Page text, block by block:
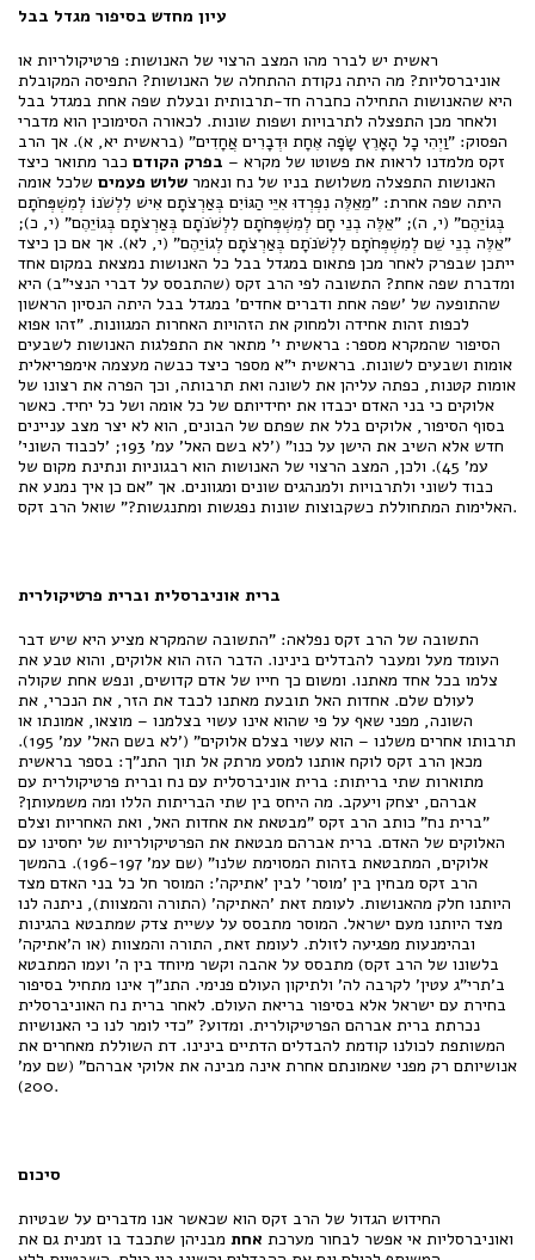
עיון מחדש בסיפור מגדל בבל
ראשית יש לברר מהו המצב הרצוי של האנושות: פרטיקולריות או
אוניברסליות? מה היתה נקודת ההתחלה של האנושות? התפיסה המקובלת
היא שהאנושות התחילה כחברה חד-תרבותית ובעלת שפה אחת במגדל בבל
ולאחר מכן התפצלה לתרבויות ושפות שונות. לכאורה הסימוכין הוא מדברי
הפסוק: "וַיְהִי כָל הָאָרֶץ שָׂפָה אֶחָת וּדְבָרִים אֲחָדִים" (בראשית יא, א). אך הרב
זקס מלמדנו לראות את פשוטו של מקרא – בפרק הקודם כבר מתואר כיצד
האנושות התפצלה משלושת בניו של נח ונאמר שלוש פעמים שלכל אומה
היתה שפה אחרת: "מֵאֵלֶּה נִפְרְדוּ אִיֵּי הַגּוֹיִם בְּאַרְצֹתָם אִישׁ לִלְשֹׁנוֹ לְמִשְׁפְּחֹתָם
בְּגוֹיֵהֶם" (י, ה); "אֵלֶּה בְנֵי חָם לְמִשְׁפְּחֹתָם לִלְשֹׁנֹתָם בְּאַרְצֹתָם בְּגוֹיֵהֶם" (י, כ);
"אֵלֶּה בְנֵי שֵׁם לְמִשְׁפְּחֹתָם לִלְשֹׁנֹתָם בְּאַרְצֹתָם לְגוֹיֵהֶם" (י, לא). אך אם כן כיצד
ייתכן שבפרק לאחר מכן פתאום במגדל בבל כל האנושות נמצאת במקום אחד
ומדברת שפה אחת? התשובה לפי הרב זקס (שהתבסס על דברי הנצי"ב) היא
שהתופעה של 'שפה אחת ודברים אחדים' במגדל בבל היתה הנסיון הראשון
לכפות זהות אחידה ולמחוק את הזהויות האחרות המגוונות. "זהו אפוא
הסיפור שהמקרא מספר: בראשית י' מתאר את התפלגות האנושות לשבעים
אומות ושבעים לשונות. בראשית י"א מספר כיצד כבשה מעצמה אימפריאלית
אומות קטנות, כפתה עליהן את לשונה ואת תרבותה, וכך הפרה את רצונו של
אלוקים כי בני האדם יכבדו את יחידיותם של כל אומה ושל כל יחיד. כאשר
בסוף הסיפור, אלוקים בלל את שפתם של הבונים, הוא לא יצר מצב עניינים
חדש אלא השיב את הישן על כנו" ('לא בשם האל' עמ' 193; 'לכבוד השוני'
עמ' 45). ולכן, המצב הרצוי של האנושות הוא רבגוניות ונתינת מקום של
כבוד לשוני ולתרבויות ולמנהגים שונים ומגוונים. אך "אם כן איך נמנע את
האלימות המתחוללת כשקבוצות שונות נפגשות ומתנגשות?" שואל הרב זקס.
ברית אוניברסלית וברית פרטיקולרית
התשובה של הרב זקס נפלאה: "התשובה שהמקרא מציע היא שיש דבר
העומד מעל ומעבר להבדלים בינינו. הדבר הזה הוא אלוקים, והוא טבע את
צלמו בכל אחד מאתנו. ומשום כך חייו של אדם קדושים, ונפש אחת שקולה
לעולם שלם. אחדות האל תובעת מאתנו לכבד את הזר, את הנכרי, את
השונה, מפני שאף על פי שהוא אינו עשוי בצלמנו – מוצאו, אמונתו או
תרבותו אחרים משלנו – הוא עשוי בצלם אלוקים" ('לא בשם האל' עמ' 195).
מכאן הרב זקס לוקח אותנו למסע מרתק אל תוך התנ"ך: בספר בראשית
מתוארות שתי בריתות: ברית אוניברסלית עם נח וברית פרטיקולרית עם
אברהם, יצחק ויעקב. מה היחס בין שתי הבריתות הללו ומה משמעותן?
"ברית נח" כותב הרב זקס "מבטאת את אחדות האל, ואת האחריות וצלם
האלוקים של האדם. ברית אברהם מבטאת את הפרטיקולריות של יחסינו עם
אלוקים, המתבטאת בזהות המסוימת שלנו" (שם עמ' 196-197). בהמשך
הרב זקס מבחין בין 'מוסר' לבין 'אתיקה': המוסר חל כל בני האדם מצד
היותנו חלק מהאנושות. לעומת זאת 'האתיקה' (התורה והמצוות), ניתנה לנו
מצד היותנו מעם ישראל. המוסר מתבסס על עשיית צדק שמתבטא בהגינות
ובהימנעות מפגיעה לזולת. לעומת זאת, התורה והמצוות (או ה'אתיקה'
בלשונו של הרב זקס) מתבסס על אהבה וקשר מיוחד בין ה' ועמו המתבטא
ב'תרי"ג עטין' לקרבה לה' ולתיקון העולם פנימי. התנ"ך אינו מתחיל בסיפור
בחירת עם ישראל אלא בסיפור בריאת העולם. לאחר ברית נח האוניברסלית
נכרתת ברית אברהם הפרטיקולרית. ומדוע? "כדי לומר לנו כי האנושיות
המשותפת לכולנו קודמת להבדלים הדתיים בינינו. דת השוללת מאחרים את
אנושיותם רק מפני שאמונתם אחרת אינה מבינה את אלוקי אברהם" (שם עמ'
200).
סיכום
החידוש הגדול של הרב זקס הוא שכאשר אנו מדברים על שבטיות
ואוניברסליות אי אפשר לבחור מערכת אחת מבניהן שתכבד בו זמנית גם את